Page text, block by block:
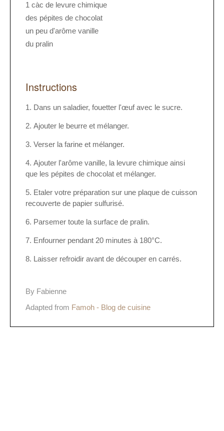
1 càc de levure chimique
des pépites de chocolat
un peu d'arôme vanille
du pralin
Instructions
Dans un saladier, fouetter l'œuf avec le sucre.
Ajouter le beurre et mélanger.
Verser la farine et mélanger.
Ajouter l'arôme vanille, la levure chimique ainsi
que les pépites de chocolat et mélanger.
Etaler votre préparation sur une plaque de cuisson
recouverte de papier sulfurisé.
Parsemer toute la surface de pralin.
Enfourner pendant 20 minutes à 180°C.
Laisser refroidir avant de découper en carrés.
By Fabienne
Adapted from Famoh - Blog de cuisine